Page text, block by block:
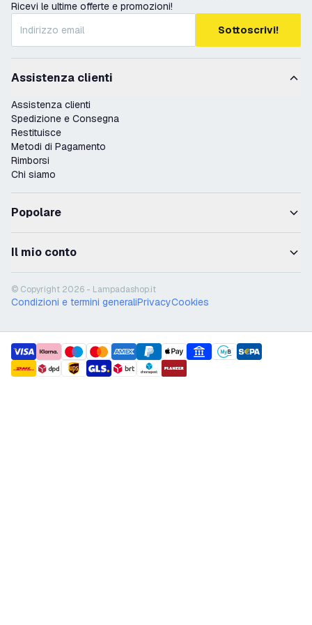
Ricevi le ultime offerte e promozioni!
Sottoscrivi!
Assistenza clienti
Assistenza clienti
Spedizione e Consegna
Restituisce
Metodi di Pagamento
Rimborsi
Chi siamo
Popolare
Il mio conto
© Copyright 2026 - Lampadashop.it
Condizioni e termini generaliPrivacyCookies
payment methods
shipment methods